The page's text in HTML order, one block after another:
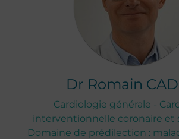
Dr Romain
Cardiologie générale -
interventionnelle coronaire et
Domaine de prédilection :